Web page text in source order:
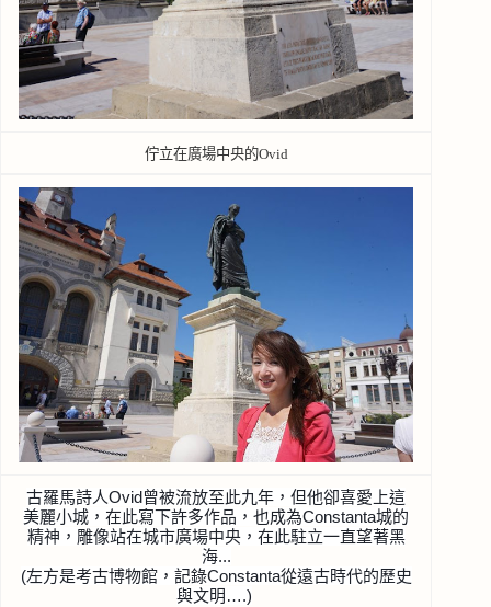
佇立在廣場中央的Ovid
古羅馬詩人Ovid曾被流放至此九年，但他卻喜愛上這
美麗小城，在此寫下許多作品，也成為Constanta城的
精神，雕像站在城市廣場中央，在此駐立一直望著黑
海...
(左方是考古博物館，記錄Constanta從遠古時代的歷史
與文明….)